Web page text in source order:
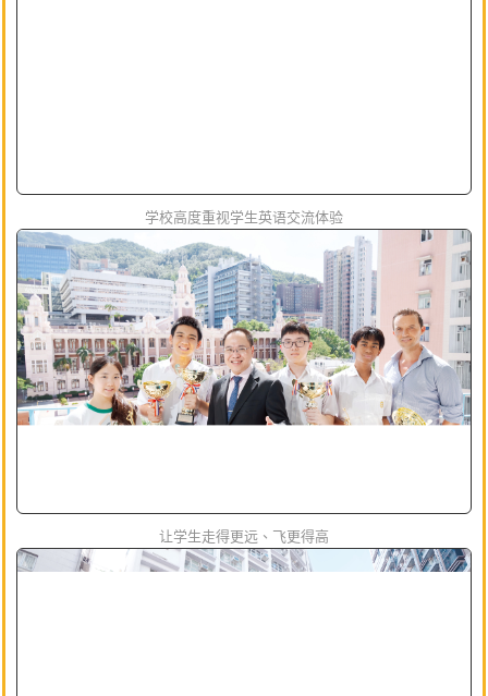
学校高度重视学生英语交流体验
让学生走得更远、飞更得高